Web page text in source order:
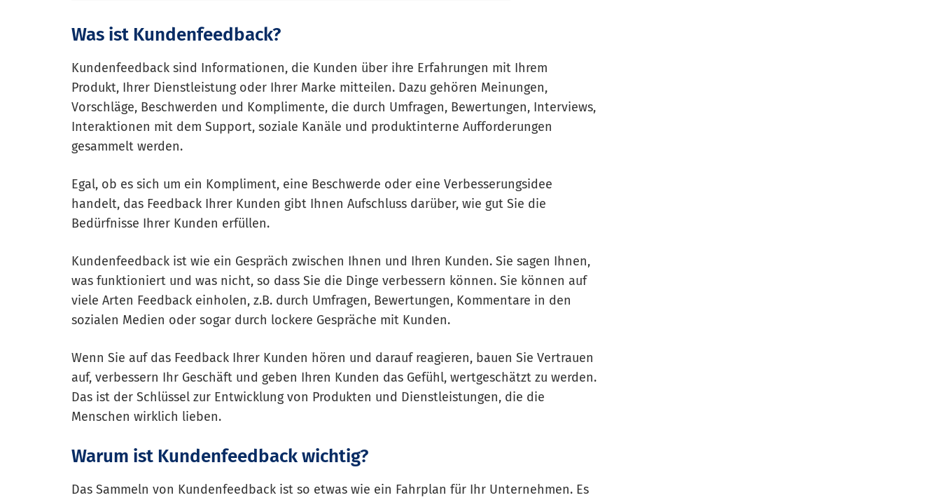
Was ist Kundenfeedback?
Kundenfeedback sind Informationen, die Kunden über ihre Erfahrungen mit Ihrem
Produkt, Ihrer Dienstleistung oder Ihrer Marke mitteilen. Dazu gehören Meinungen,
Vorschläge, Beschwerden und Komplimente, die durch Umfragen, Bewertungen, Interviews,
Interaktionen mit dem Support, soziale Kanäle und produktinterne Aufforderungen
gesammelt werden.
Egal, ob es sich um ein Kompliment, eine Beschwerde oder eine Verbesserungsidee
handelt, das Feedback Ihrer Kunden gibt Ihnen Aufschluss darüber, wie gut Sie die
Bedürfnisse Ihrer Kunden erfüllen.
Kundenfeedback ist wie ein Gespräch zwischen Ihnen und Ihren Kunden. Sie sagen Ihnen,
was funktioniert und was nicht, so dass Sie die Dinge verbessern können. Sie können auf
viele Arten Feedback einholen, z.B. durch Umfragen, Bewertungen, Kommentare in den
sozialen Medien oder sogar durch lockere Gespräche mit Kunden.
Wenn Sie auf das Feedback Ihrer Kunden hören und darauf reagieren, bauen Sie Vertrauen
auf, verbessern Ihr Geschäft und geben Ihren Kunden das Gefühl, wertgeschätzt zu werden.
Das ist der Schlüssel zur Entwicklung von Produkten und Dienstleistungen, die die
Menschen wirklich lieben.
Warum ist Kundenfeedback wichtig?
Das Sammeln von Kundenfeedback ist so etwas wie ein Fahrplan für Ihr Unternehmen. Es